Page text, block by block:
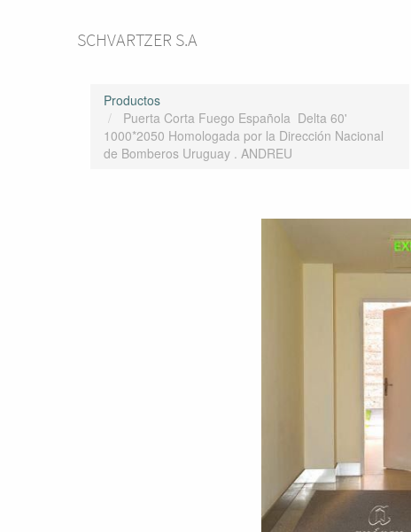
SCHVARTZER S.A
Productos
Puerta Corta Fuego Española Delta 60'
1000*2050 Homologada por la Dirección Nacional
de Bomberos Uruguay . ANDREU